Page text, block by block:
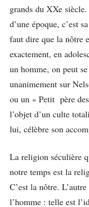
grands du XXe
d’une époque, c’est
faut dire que la nôtre
exactement, en
un homme, on peut
unanimement sur
ou un « Petit père
l’objet d’un culte
lui, célèbre son
La religion séculière
notre temps est la
C’est la nôtre.
l’homme : telle est